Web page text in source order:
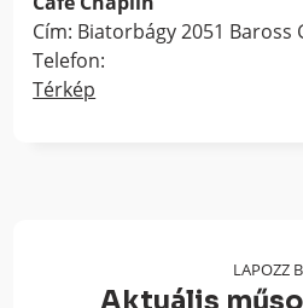
Cím: Biatorbágy 2051 Baross
Telefon:
Térkép
LAPOZZ